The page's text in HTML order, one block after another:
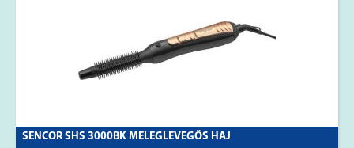
SENCOR SHS 3000BK MELEGLEVEGŐS HAJ